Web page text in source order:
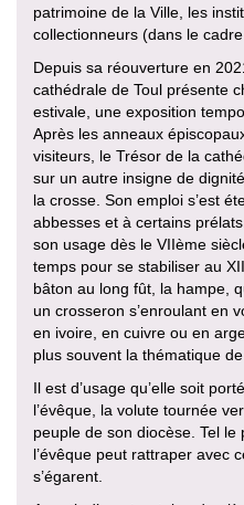
patrimoine de la Ville, les
collectionneurs (dans le
Depuis sa réouverture en
cathédrale de Toul présente
estivale, une exposition
Après les anneaux
visiteurs, le Trésor de la
sur un autre insigne de
la crosse. Son emploi s’est
abbesses et à certains
son usage dès le VIIème
temps pour se stabiliser au
bâton au long fût, la hampe,
un crosseron s’enroulant en
en ivoire, en cuivre ou en
plus souvent la thématique de
Il est d’usage qu’elle soit
l’évêque, la volute tournée
peuple de son diocèse. Tel le
l’évêque peut rattraper avec
s’égarent.